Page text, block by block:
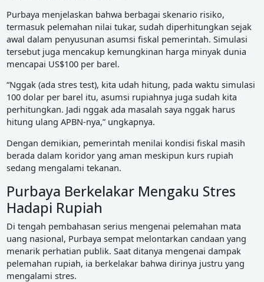
Purbaya menjelaskan bahwa berbagai skenario risiko,
termasuk pelemahan nilai tukar, sudah diperhitungkan sejak
awal dalam penyusunan asumsi fiskal pemerintah. Simulasi
tersebut juga mencakup kemungkinan harga minyak dunia
mencapai US$100 per barel.
“Nggak (ada stres test), kita udah hitung, pada waktu simulasi
100 dolar per barel itu, asumsi rupiahnya juga sudah kita
perhitungkan. Jadi nggak ada masalah saya nggak harus
hitung ulang APBN-nya,” ungkapnya.
Dengan demikian, pemerintah menilai kondisi fiskal masih
berada dalam koridor yang aman meskipun kurs rupiah
sedang mengalami tekanan.
Purbaya Berkelakar Mengaku Stres
Hadapi Rupiah
Di tengah pembahasan serius mengenai pelemahan mata
uang nasional, Purbaya sempat melontarkan candaan yang
menarik perhatian publik. Saat ditanya mengenai dampak
pelemahan rupiah, ia berkelakar bahwa dirinya justru yang
mengalami stres.